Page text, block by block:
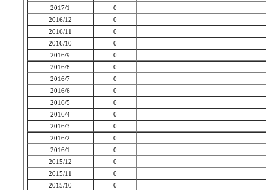
2017/1
0
2016/12
0
2016/11
0
2016/10
0
2016/9
0
2016/8
0
2016/7
0
2016/6
0
2016/5
0
2016/4
0
2016/3
0
2016/2
0
2016/1
0
2015/12
0
2015/11
0
2015/10
0